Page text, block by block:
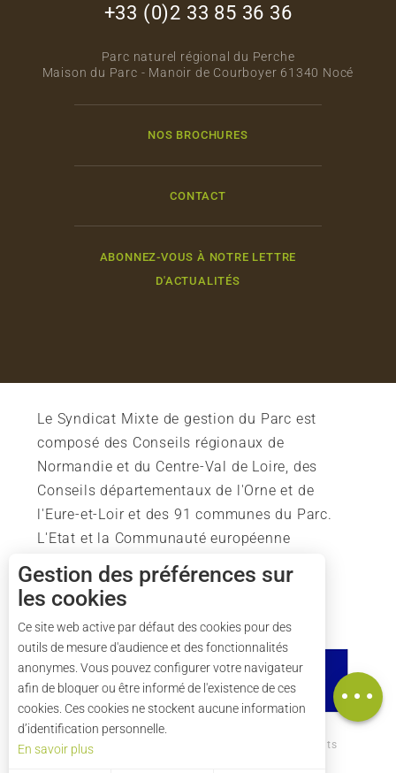
Horaires
Carte
+33 (0)2 33 85 36 36
Parc naturel régional du Perche
Maison du Parc - Manoir de Courboyer 61340 Nocé
NOS BROCHURES
CONTACT
ABONNEZ-VOUS À NOTRE LETTRE
D'ACTUALITÉS
Le Syndicat Mixte de gestion du Parc est
composé des Conseils régionaux de
Normandie et du Centre-Val de Loire, des
Conseils départementaux de l'Orne et de
l'Eure-et-Loir et des 91 communes du Parc.
L'Etat et la Communauté européenne
soutiennent également l'action du Parc.
Comment venir ? Crédits
Gestion des préférences sur
les cookies
Ce site web active par défaut des cookies pour des
outils de mesure d'audience et des fonctionnalités
anonymes. Vous pouvez configurer votre navigateur
afin de bloquer ou être informé de l'existence de ces
cookies. Ces cookies ne stockent aucune information
d’identification personnelle.
En savoir plus